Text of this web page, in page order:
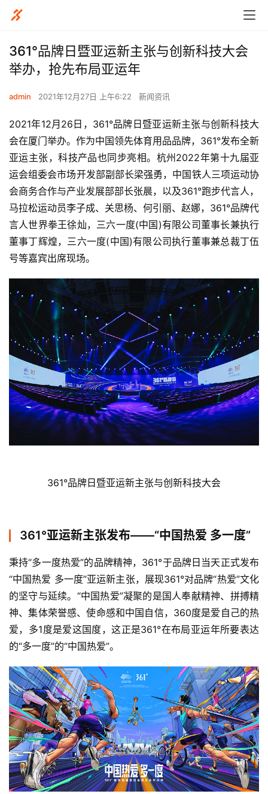
361°品牌日暨亚运新主张与创新科技大会
举办，抢先布局亚运年
admin 2021年12月27日 上午6:22 新闻资讯
2021年12月26日，361°品牌日暨亚运新主张与创新科技大
会在厦门举办。作为中国领先体育用品品牌，361°发布全新
亚运主张，科技产品也同步亮相。杭州2022年第十九届亚
运会组委会市场开发部副部长梁强勇，中国铁人三项运动协
会商务合作与产业发展部部长张晨，以及361°跑步代言人，
马拉松运动员李子成、关思杨、何引丽、赵娜，361°品牌代
言人世界拳王徐灿，三六一度(中国)有限公司董事长兼执行
董事丁辉煌，三六一度(中国)有限公司执行董事兼总裁丁伍
号等嘉宾出席现场。
361°品牌日暨亚运新主张与创新科技大会
361°亚运新主张发布——“中国热爱 多一度”
秉持“多一度热爱”的品牌精神，361°于品牌日当天正式发布
“中国热爱 多一度”亚运新主张，展现361°对品牌“热爱”文化
的坚守与延续。“中国热爱”凝聚的是国人奉献精神、拼搏精
神、集体荣誉感、使命感和中国自信，360度是爱自己的热
爱，多1度是爱这国度，这正是361°在布局亚运年所要表达
的“多一度”的“中国热爱”。